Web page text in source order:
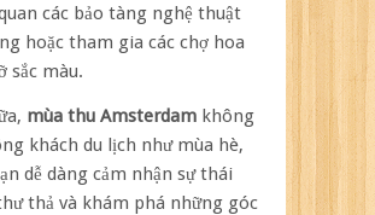
các bảo tàng nghệ thuật
hoặc tham gia các chợ hoa
sắc màu.
mùa thu Amsterdam không
khách du lịch như mùa hè,
dễ dàng cảm nhận sự thái
thả và khám phá những góc